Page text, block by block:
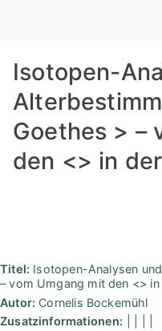
Isotopen-
Goethes > –
den <> in
Titel: Isotopen-Analysen
– vom Umgang mit den <>
Autor: Cornelis Bockemühl
Zusatzinformationen: